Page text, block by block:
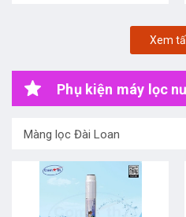
Xem
Phụ kiện máy lọc
Màng lọc Đài Loan